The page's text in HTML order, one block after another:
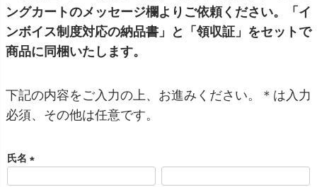
ングカートのメッセージ欄よりご依頼ください。「イ
ンボイス制度対応の納品書」と「領収証」をセットで
商品に同梱いたします。
下記の内容をご入力の上、お進みください。＊は入力
必須、その他は任意です。
氏名